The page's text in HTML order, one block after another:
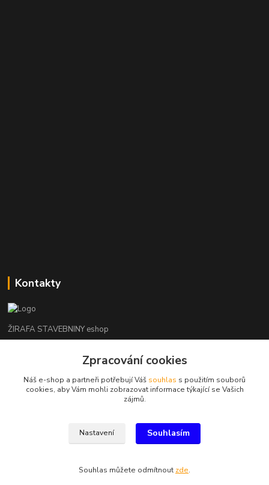
Kontakty
ŽIRAFA STAVEBNINY eshop
+420 312 685 342
kladno@zirafa-stavebniny.cz
Zpracování cookies
Náš e-shop a partneři potřebují Váš souhlas s použitím souborů
cookies, aby Vám mohli zobrazovat informace týkající se Vašich
zájmů.
Nastavení Souhlasím
Souhlas můžete odmítnout zde.